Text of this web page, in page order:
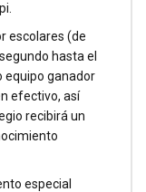
escolares (de
hasta el
equipo ganador
efectivo, así
recibirá un
especial